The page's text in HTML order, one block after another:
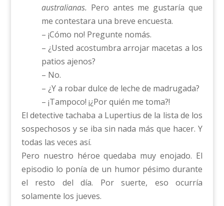
australianas. Pero antes me gustaría que
me contestara una breve encuesta.
– ¡Cómo no! Pregunte nomás.
– ¿Usted acostumbra arrojar macetas a los
patios ajenos?
– No.
– ¿Y a robar dulce de leche de madrugada?
– ¡Tampoco! ¡¿Por quién me toma?!
El detective tachaba a Lupertius de la lista de los
sospechosos y se iba sin nada más que hacer. Y
todas las veces así.
Pero nuestro héroe quedaba muy enojado. El
episodio lo ponía de un humor pésimo durante
el resto del día. Por suerte, eso ocurría
solamente los jueves.